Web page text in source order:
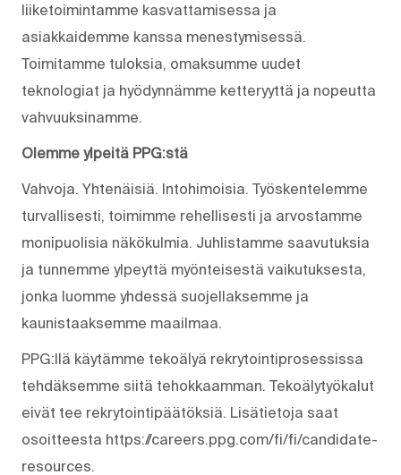
liiketoimintamme kasvattamisessa ja
asiakkaidemme kanssa menestymisessä.
Toimitamme tuloksia, omaksumme uudet
teknologiat ja hyödynnämme ketteryyttä ja nopeutta
vahvuuksinamme.
Olemme ylpeitä PPG:stä
Vahvoja. Yhtenäisiä. Into­himoisia. Työskentelemme
turvallisesti, toimimme rehellisesti ja arvostamme
monipuolisia näkökulmia. Juhlistamme saavutuksia
ja tunnemme ylpeyttä myönteisestä vaikutuksesta,
jonka luomme yhdessä suojellaksemme ja
kaunistaaksemme maailmaa.
PPG:llä käytämme tekoälyä rekrytointiprosessissa
tehdäksemme siitä tehokkaamman. Tekoälytyökalut
eivät tee rekrytointipäätöksiä. Lisätietoja saat
osoitteesta https://careers.ppg.com/fi/fi/candidate-
resources.